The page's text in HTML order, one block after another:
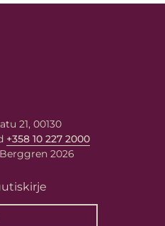
21, 00130
+358 10 227 2000
2026